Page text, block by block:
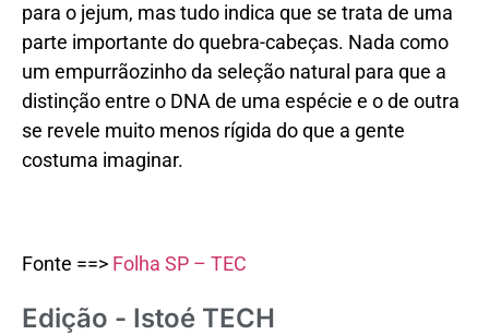
para o jejum, mas tudo indica que se trata de uma
parte importante do quebra-cabeças. Nada como
um empurrãozinho da seleção natural para que a
distinção entre o DNA de uma espécie e o de outra
se revele muito menos rígida do que a gente
costuma imaginar.
Fonte ==> Folha SP – TEC
Edição - Istoé TECH